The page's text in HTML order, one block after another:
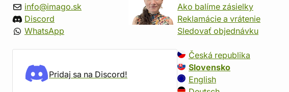
info@imago.sk
Discord
WhatsApp
Pridaj sa na Discord!
Ako balíme zásielky
Reklamácie a vrátenie
Sledovať objednávku
Česká republika
Slovensko
English